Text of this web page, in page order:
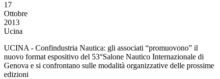
17
Ottobre
2013
Ucina
UCINA - Confindustria Nautica: gli associati “promuovono” il
nuovo format espositivo del 53°Salone Nautico Internazionale di
Genova e si confrontano sulle modalità organizzative delle prossime
edizioni